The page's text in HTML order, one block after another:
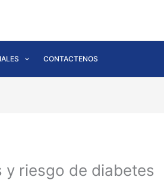
CONTACTENOS
y riesgo de diabetes